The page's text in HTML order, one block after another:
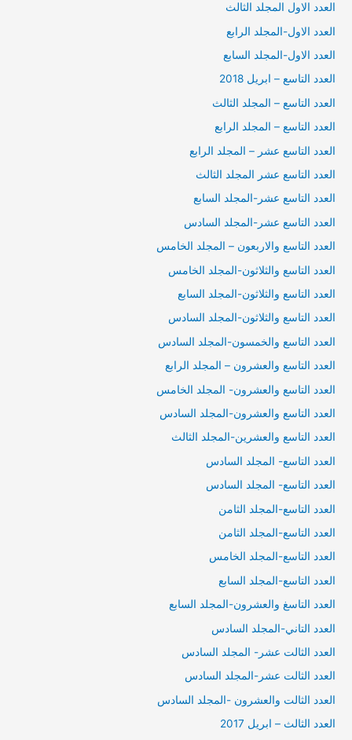
العدد الاول المجلد الثالث
العدد الاول-المجلد الرابع
العدد الاول-المجلد السابع
العدد التاسع – ابريل 2018
العدد التاسع – المجلد الثالث
العدد التاسع – المجلد الرابع
العدد التاسع عشر – المجلد الرابع
العدد التاسع عشر المجلد الثالث
العدد التاسع عشر-المجلد السابع
العدد التاسع عشر-المجلد السادس
العدد التاسع والاربعون – المجلد الخامس
العدد التاسع والثلاثون-المجلد الخامس
العدد التاسع والثلاثون-المجلد السابع
العدد التاسع والثلاثون-المجلد السادس
العدد التاسع والخمسون-المجلد السادس
العدد التاسع والعشرون – المجلد الرابع
العدد التاسع والعشرون- المجلد الخامس
العدد التاسع والعشرون-المجلد السادس
العدد التاسع والعشرين-المجلد الثالث
العدد التاسع- المجلد السادس
العدد التاسع- المجلد السادس
العدد التاسع-المجلد الثامن
العدد التاسع-المجلد الثامن
العدد التاسع-المجلد الخامس
العدد التاسع-المجلد السابع
العدد التاسغ والعشرون-المجلد السابع
العدد التاني-المجلد السادس
العدد الثالت عشر- المجلد السادس
العدد الثالت عشر-المجلد السادس
العدد الثالت والعشرون -المجلد السادس
العدد الثالث – ابريل 2017